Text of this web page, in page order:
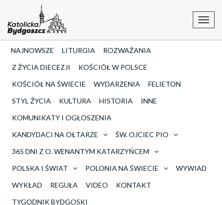
NAJNOWSZE LITURGIA
ROZWAŻANIA
Z ŻYCIA DIECEZJI
KOŚCIÓŁ W POLSCE
KOŚCIÓŁ NA ŚWIECIE
WYDARZENIA
FELIETON
STYL ŻYCIA
KULTURA HISTORIA
INNE
KOMUNIKATY I OGŁOSZENIA
KANDYDACI NA OŁTARZE
ŚW. OJCIEC PIO
365 DNI Z O. WENANTYM KATARZYŃCEM
POLSKA I ŚWIAT
POLONIA NA ŚWIECIE
WYWIAD
WYKŁAD
REGUŁA VIDEO
KONTAKT
TYGODNIK BYDGOSKI